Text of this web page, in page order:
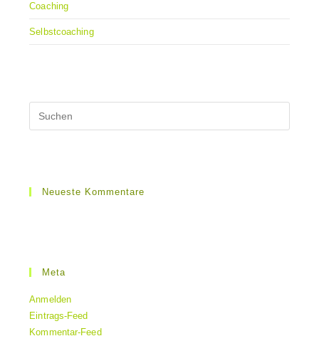
Coaching
Selbstcoaching
Neueste Kommentare
Meta
Anmelden
Eintrags-Feed
Kommentar-Feed